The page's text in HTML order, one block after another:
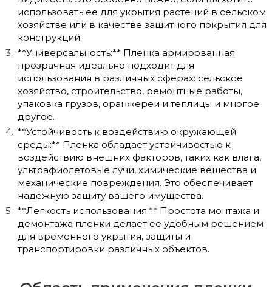
использовать ее для укрытия растений в сельском
хозяйстве или в качестве защитного покрытия для
конструкций.
**Универсальность:** Пленка армированная
прозрачная идеально подходит для
использования в различных сферах: сельское
хозяйство, строительство, ремонтные работы,
упаковка грузов, оранжереи и теплицы и многое
другое.
**Устойчивость к воздействию окружающей
среды:** Пленка обладает устойчивостью к
воздействию внешних факторов, таких как влага,
ультрафиолетовые лучи, химические вещества и
механические повреждения. Это обеспечивает
надежную защиту вашего имущества.
**Легкость использования:** Простота монтажа и
демонтажа пленки делает ее удобным решением
для временного укрытия, защиты и
транспортировки различных объектов.